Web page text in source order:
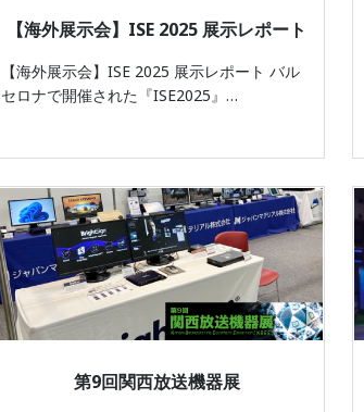
【海外展示会】ISE 2025 展示レポート
【海外展示会】ISE 2025 展示レポート バル
セロナで開催された『ISE2025』…
第9回関西放送機器展